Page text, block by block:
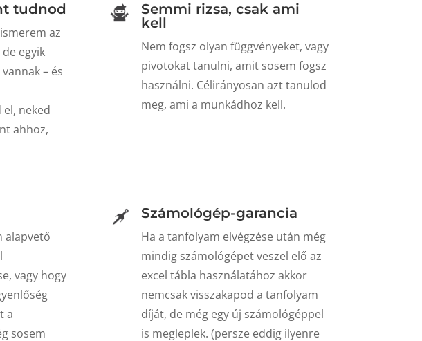
tudnod
az
egyik
– és
el, neked
ahhoz,
Semmi rizsa, csak ami
kell
Nem fogsz olyan függvényeket, vagy
pivotokat tanulni, amit sosem fogsz
használni. Célirányosan azt tanulod
meg, ami a munkádhoz kell.
alapvető
vagy hogy
a
sosem
Számológép-garancia
Ha a tanfolyam elvégzése után még
mindig számológépet veszel elő az
excel tábla használatához akkor
nemcsak visszakapod a tanfolyam
díját, de még egy új számológéppel
is megleplek. (persze eddig ilyenre